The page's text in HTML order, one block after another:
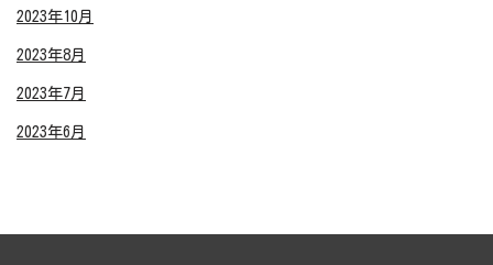
2023年10月
2023年8月
2023年7月
2023年6月